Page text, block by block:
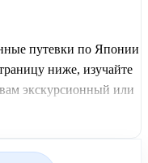
путевки по Японии
ниже, изучайте
экскурсионный или